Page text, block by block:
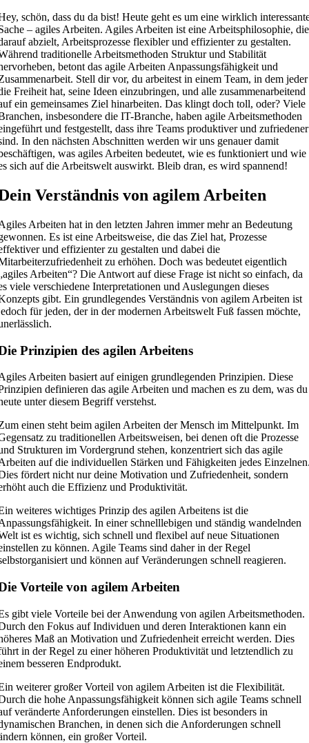
schön, dass du da bist! Heute geht es um eine wirklich
– agiles Arbeiten. Agiles Arbeiten ist eine Arbeitsphilosophie, die
abzielt, Arbeitsprozesse flexibler und effizienter zu gestalten.
traditionelle Arbeitsmethoden Struktur und Stabilität
betont das agile Arbeiten Anpassungsfähigkeit und
Stell dir vor, du arbeitest in einem Team, in dem jeder
Freiheit hat, seine Ideen einzubringen, und alle zusammenarbeitend
ein gemeinsames Ziel hinarbeiten. Das klingt doch toll, oder? Viele
insbesondere die IT-Branche, haben agile Arbeitsmethoden
und festgestellt, dass ihre Teams produktiver und zufriedener
In den nächsten Abschnitten werden wir uns genauer damit
was agiles Arbeiten bedeutet, wie es funktioniert und wie
sich auf die Arbeitswelt auswirkt. Bleib dran, es wird spannend!
Verständnis von agilem Arbeiten
Arbeiten hat in den letzten Jahren immer mehr an Bedeutung
Es ist eine Arbeitsweise, die das Ziel hat, Prozesse
und effizienter zu gestalten und dabei die
zu erhöhen. Doch was bedeutet eigentlich
Arbeiten“? Die Antwort auf diese Frage ist nicht so einfach, da
viele verschiedene Interpretationen und Auslegungen dieses
gibt. Ein grundlegendes Verständnis von agilem Arbeiten ist
für jeden, der in der modernen Arbeitswelt Fuß fassen möchte,
Prinzipien des agilen Arbeitens
Arbeiten basiert auf einigen grundlegenden Prinzipien. Diese
definieren das agile Arbeiten und machen es zu dem, was du
unter diesem Begriff verstehst.
einen steht beim agilen Arbeiten der Mensch im Mittelpunkt. Im
zu traditionellen Arbeitsweisen, bei denen oft die Prozesse
Strukturen im Vordergrund stehen, konzentriert sich das agile
auf die individuellen Stärken und Fähigkeiten jedes
fördert nicht nur deine Motivation und Zufriedenheit, sondern
auch die Effizienz und Produktivität.
weiteres wichtiges Prinzip des agilen Arbeitens ist die
In einer schnelllebigen und ständig wandelnden
ist es wichtig, sich schnell und flexibel auf neue Situationen
zu können. Agile Teams sind daher in der Regel
und können auf Veränderungen schnell reagieren.
Vorteile von agilem Arbeiten
gibt viele Vorteile bei der Anwendung von agilen Arbeitsmethoden.
den Fokus auf Individuen und deren Interaktionen kann ein
Maß an Motivation und Zufriedenheit erreicht werden. Dies
in der Regel zu einer höheren Produktivität und letztendlich zu
besseren Endprodukt.
weiterer großer Vorteil von agilem Arbeiten ist die Flexibilität.
die hohe Anpassungsfähigkeit können sich agile Teams schnell
veränderte Anforderungen einstellen. Dies ist besonders in
Branchen, in denen sich die Anforderungen schnell
können, ein großer Vorteil.